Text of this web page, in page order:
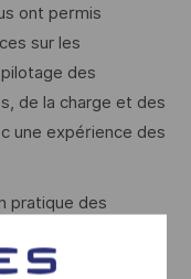
ont permis
sur les
des
de la charge et des
une expérience des
pratique des
vous êtes
relatives au